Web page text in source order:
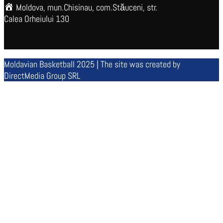
Moldova, mun.Chisinau, com.Stăuceni, str.
Calea Orheiului 130
Moldavian Basketball 2025 | The site was created by
DirectMedia Group SRL